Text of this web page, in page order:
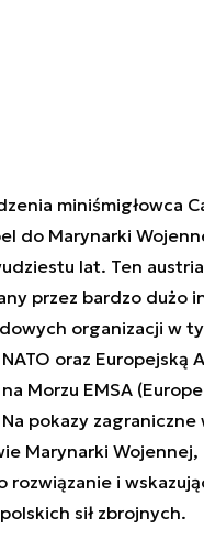
miniśmigłowca
do Marynarki
lat. Ten
przez bardzo dużo
organizacji w
oraz Europejską
Morzu EMSA
pokazy zagraniczne
Marynarki Wojennej,
rozwiązanie i
sił zbrojnych.